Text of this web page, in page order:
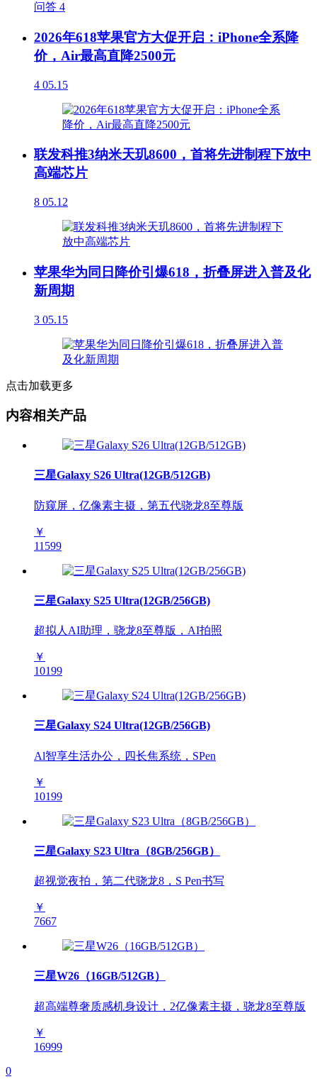
问答 4
2026年618苹果官方大促开启：iPhone全系降
价，Air最高直降2500元
4 05.15
联发科推3纳米天玑8600，首将先进制程下放中
高端芯片
8 05.12
苹果华为同日降价引爆618，折叠屏进入普及化
新周期
3 05.15
点击加载更多
内容相关产品
三星Galaxy S26 Ultra(12GB/512GB)
防窥屏，亿像素主摄，第五代骁龙8至尊版
￥
11599
三星Galaxy S25 Ultra(12GB/256GB)
超拟人AI助理，骁龙8至尊版，AI拍照
￥
10199
三星Galaxy S24 Ultra(12GB/256GB)
Al智享生活办公，四长焦系统，SPen
￥
10199
三星Galaxy S23 Ultra（8GB/256GB）
超视觉夜拍，第二代骁龙8，S Pen书写
￥
7667
三星W26（16GB/512GB）
超高端尊奢质感机身设计，2亿像素主摄，骁龙8至尊版
￥
16999
0